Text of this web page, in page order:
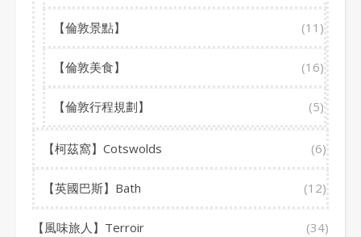
【倫敦景點】 (11)
【倫敦美食】 (16)
【倫敦行程規劃】 (5)
【柯茲窩】Cotswolds (6)
【英國巴斯】Bath (12)
【風味旅人】Terroir (34)